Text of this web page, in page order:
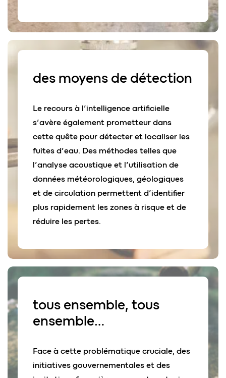
des moyens de détection
Le recours à l’intelligence artificielle
s’avère également prometteur dans
cette quête pour détecter et localiser les
fuites d’eau. Des méthodes telles que
l’analyse acoustique et l’utilisation de
données météorologiques, géologiques
et de circulation permettent d’identifier
plus rapidement les zones à risque et de
réduire les pertes.
tous ensemble, tous
ensemble…
Face à cette problématique cruciale, des
initiatives gouvernementales et des